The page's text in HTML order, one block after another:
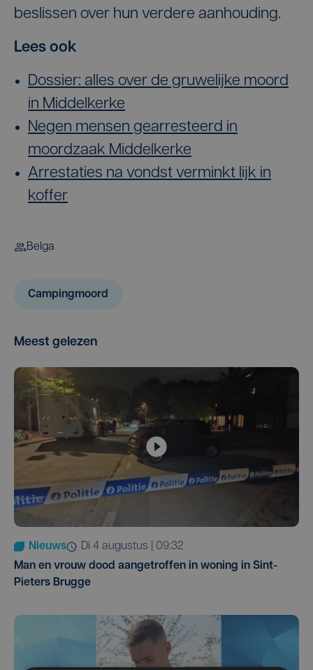
beslissen over hun verdere aanhouding.
Lees ook
Dossier: alles over de gruwelijke moord
in Middelkerke
Negen mensen gearresteerd in
moordzaak Middelkerke
Arrestaties na vondst verminkt lijk in
koffer
Belga
Campingmoord
Meest gelezen
Nieuws
di 4 augustus | 09:32
Man en vrouw dood aangetroffen in woning in Sint-
Pieters Brugge